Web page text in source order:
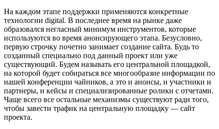
На каждом этапе поддержки применяются конкретные
технологии digital. В последнее время на рынке даже
образовался негласный минимум инструментов, которые
используются во время анонсирующего этапа. Безусловно,
первую строчку почетно занимает создание сайта. Будь то
созданный специально под данный проект или уже
существующий. Будем называть его центральной площадкой,
на которой будет собираться все многообразие информации по
нашей конференции чайников, а это и анонсы, и участники и
партнеры, и кейсы и специализированные ролики с отчетами.
Чаще всего все остальные механизмы существуют ради того,
чтобы завести трафик на центральную площадку — сайт
проекта.